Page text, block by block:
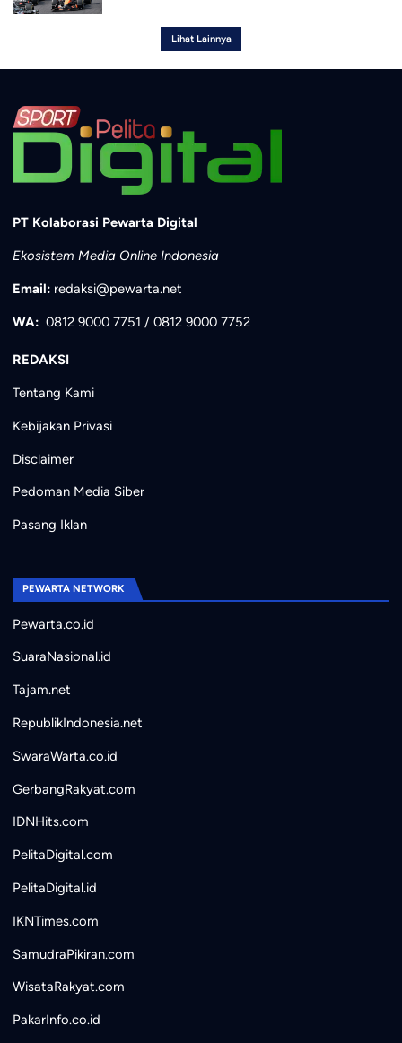
Lihat Lainnya
PT Kolaborasi Pewarta Digital
Ekosistem Media Online Indonesia
Email: redaksi@pewarta.net
WA: 0812 9000 7751 / 0812 9000 7752
REDAKSI
Tentang Kami
Kebijakan Privasi
Disclaimer
Pedoman Media Siber
Pasang Iklan
PEWARTA NETWORK
Pewarta.co.id
SuaraNasional.id
Tajam.net
RepublikIndonesia.net
SwaraWarta.co.id
GerbangRakyat.com
IDNHits.com
PelitaDigital.com
PelitaDigital.id
IKNTimes.com
SamudraPikiran.com
WisataRakyat.com
PakarInfo.co.id